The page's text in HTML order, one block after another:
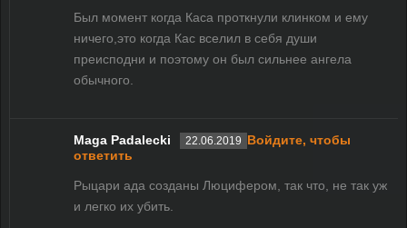
Был момент когда Каса проткнули клинком и ему
ничего,это когда Кас вселил в себя души
преисподни и поэтому он был сильнее ангела
обычного.
Maga Padalecki 22.06.2019 Войдите, чтобы
ответить
Рыцари ада созданы Люцифером, так что, не так уж
и легко их убить.